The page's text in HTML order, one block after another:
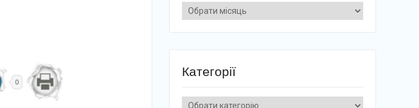
0
Архіви
Категорії
Категорії